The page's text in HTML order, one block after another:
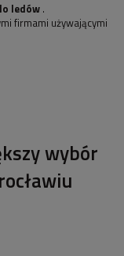
ledów.
firmami używającymi
wybór